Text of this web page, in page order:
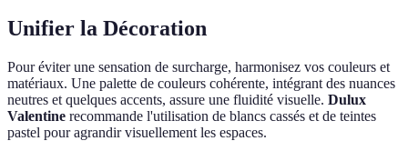
Unifier la Décoration
Pour éviter une sensation de surcharge, harmonisez vos couleurs et
matériaux. Une palette de couleurs cohérente, intégrant des nuances
neutres et quelques accents, assure une fluidité visuelle. Dulux
Valentine recommande l'utilisation de blancs cassés et de teintes
pastel pour agrandir visuellement les espaces.